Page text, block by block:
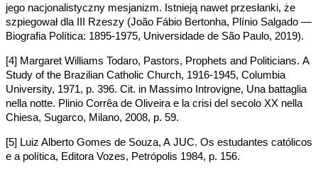
jego nacjonalistyczny mesjanizm. Istnieją nawet przesłanki, że
szpiegował dla III Rzeszy (João Fábio Bertonha, Plínio Salgado —
Biografia Política: 1895-1975, Universidade de São Paulo, 2019).
[4] Margaret Williams Todaro, Pastors, Prophets and Politicians. A
Study of the Brazilian Catholic Church, 1916-1945, Columbia
University, 1971, p. 396. Cit. in Massimo Introvigne, Una battaglia
nella notte. Plinio Corrêa de Oliveira e la crisi del secolo XX nella
Chiesa, Sugarco, Milano, 2008, p. 59.
[5] Luiz Alberto Gomes de Souza, A JUC. Os estudantes católicos
e a política, Editora Vozes, Petrópolis 1984, p. 156.